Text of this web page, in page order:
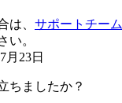
は、 サポートチーム
い。
月23日
ちましたか？